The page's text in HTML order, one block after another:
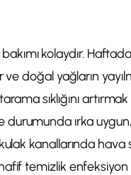
kolaydır.
doğal yağların
sıklığını
ırka
kanallarında hava
temizlik enfeksiyon